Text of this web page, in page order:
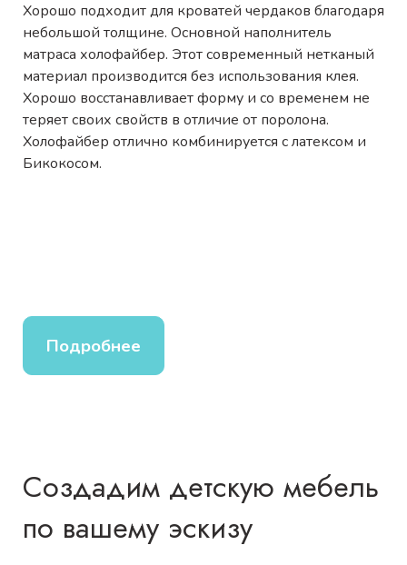
Хорошо подходит для кроватей чердаков благодаря
небольшой толщине. Основной наполнитель
матраса холофайбер. Этот современный нетканый
материал производится без использования клея.
Хорошо восстанавливает форму и со временем не
теряет своих свойств в отличие от поролона.
Холофайбер отлично комбинируется с латексом и
Бикокосом.
Подробнее
Создадим детскую мебель
по вашему эскизу